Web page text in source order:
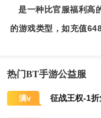
是一种比官服福利高
的游戏类型，如充值
热门BT手游公益服
满v 征战王权-1